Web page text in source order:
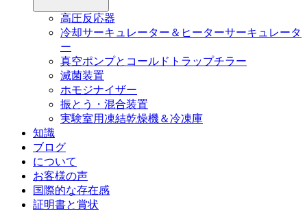
高圧反応器
冷却サーキュレーター＆ヒーターサーキュレータ
ー
真空ポンプとコールドトラップチラー
滅菌装置
ホモジナイザー
振とう・混合装置
実験室用凍結乾燥機＆冷凍庫
知識
ブログ
について
お客様の声
国際的な存在感
証明書と賞状